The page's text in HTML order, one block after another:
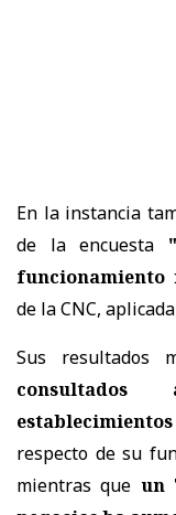
En la instancia
de la encuesta
de la CNC,
Sus resultados
respecto de su
mientras que un